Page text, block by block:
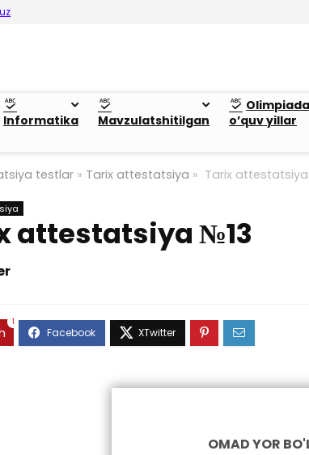
Informatika Mavzulatshitilgan
o’quv yillar
testlar » Tarix attestatsiya » Tarix
attestatsiya №13
1
OMAD YOR